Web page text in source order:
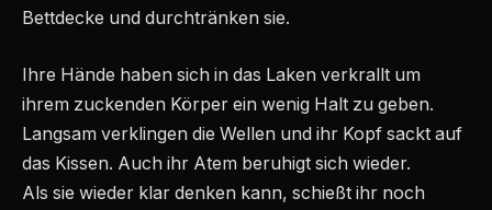
Bettdecke und durchtränken sie.
Ihre Hände haben sich in das Laken verkrallt um
ihrem zuckenden Körper ein wenig Halt zu geben.
Langsam verklingen die Wellen und ihr Kopf sackt auf
das Kissen. Auch ihr Atem beruhigt sich wieder.
Als sie wieder klar denken kann, schießt ihr noch